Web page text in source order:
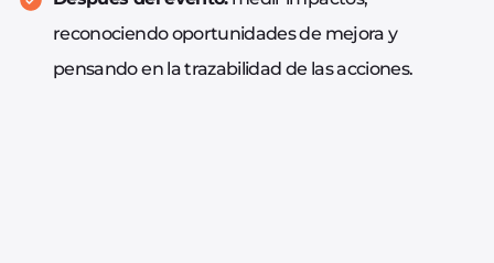
reconociendo oportunidades de mejora y
pensando en la trazabilidad de las acciones.